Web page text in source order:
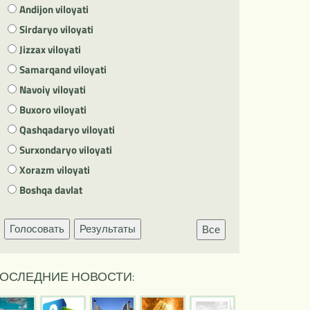
Andijon viloyati
Sirdaryo viloyati
Jizzax viloyati
Samarqand viloyati
Navoiy viloyati
Buxoro viloyati
Qashqadaryo viloyati
Surxondaryo viloyati
Xorazm viloyati
Boshqa davlat
Голосовать Результаты Все
НОВОСТИ: